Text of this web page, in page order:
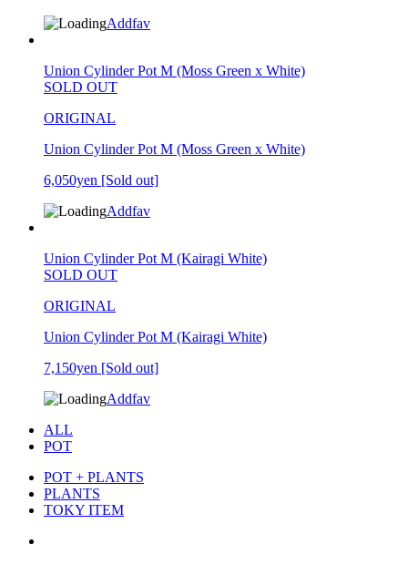
Addfav
Union Cylinder Pot M (Moss Green x White)
SOLD OUT
ORIGINAL
Union Cylinder Pot M (Moss Green x White)
6,050yen [Sold out]
Addfav
Union Cylinder Pot M (Kairagi White)
SOLD OUT
ORIGINAL
Union Cylinder Pot M (Kairagi White)
7,150yen [Sold out]
Addfav
ALL
POT
POT + PLANTS
PLANTS
TOKY ITEM